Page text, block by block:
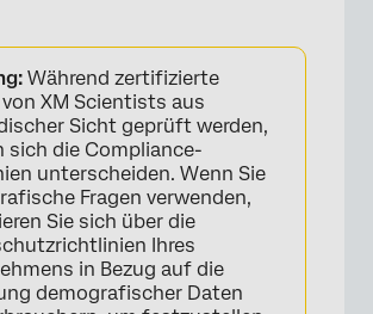
×
Während zertifizierte
von XM Scientists aus
Sicht geprüft werden,
sich die Compliance-
unterscheiden. Wenn Sie
Fragen verwenden,
Sie sich über die
Ihres
in Bezug auf die
demografischer Daten